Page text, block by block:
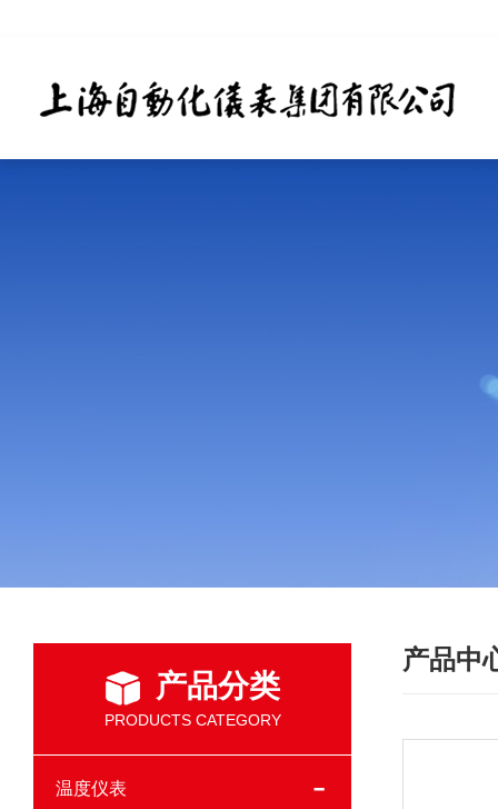
产品分类
PRODUCTS CATEGORY
温度仪表
产品中